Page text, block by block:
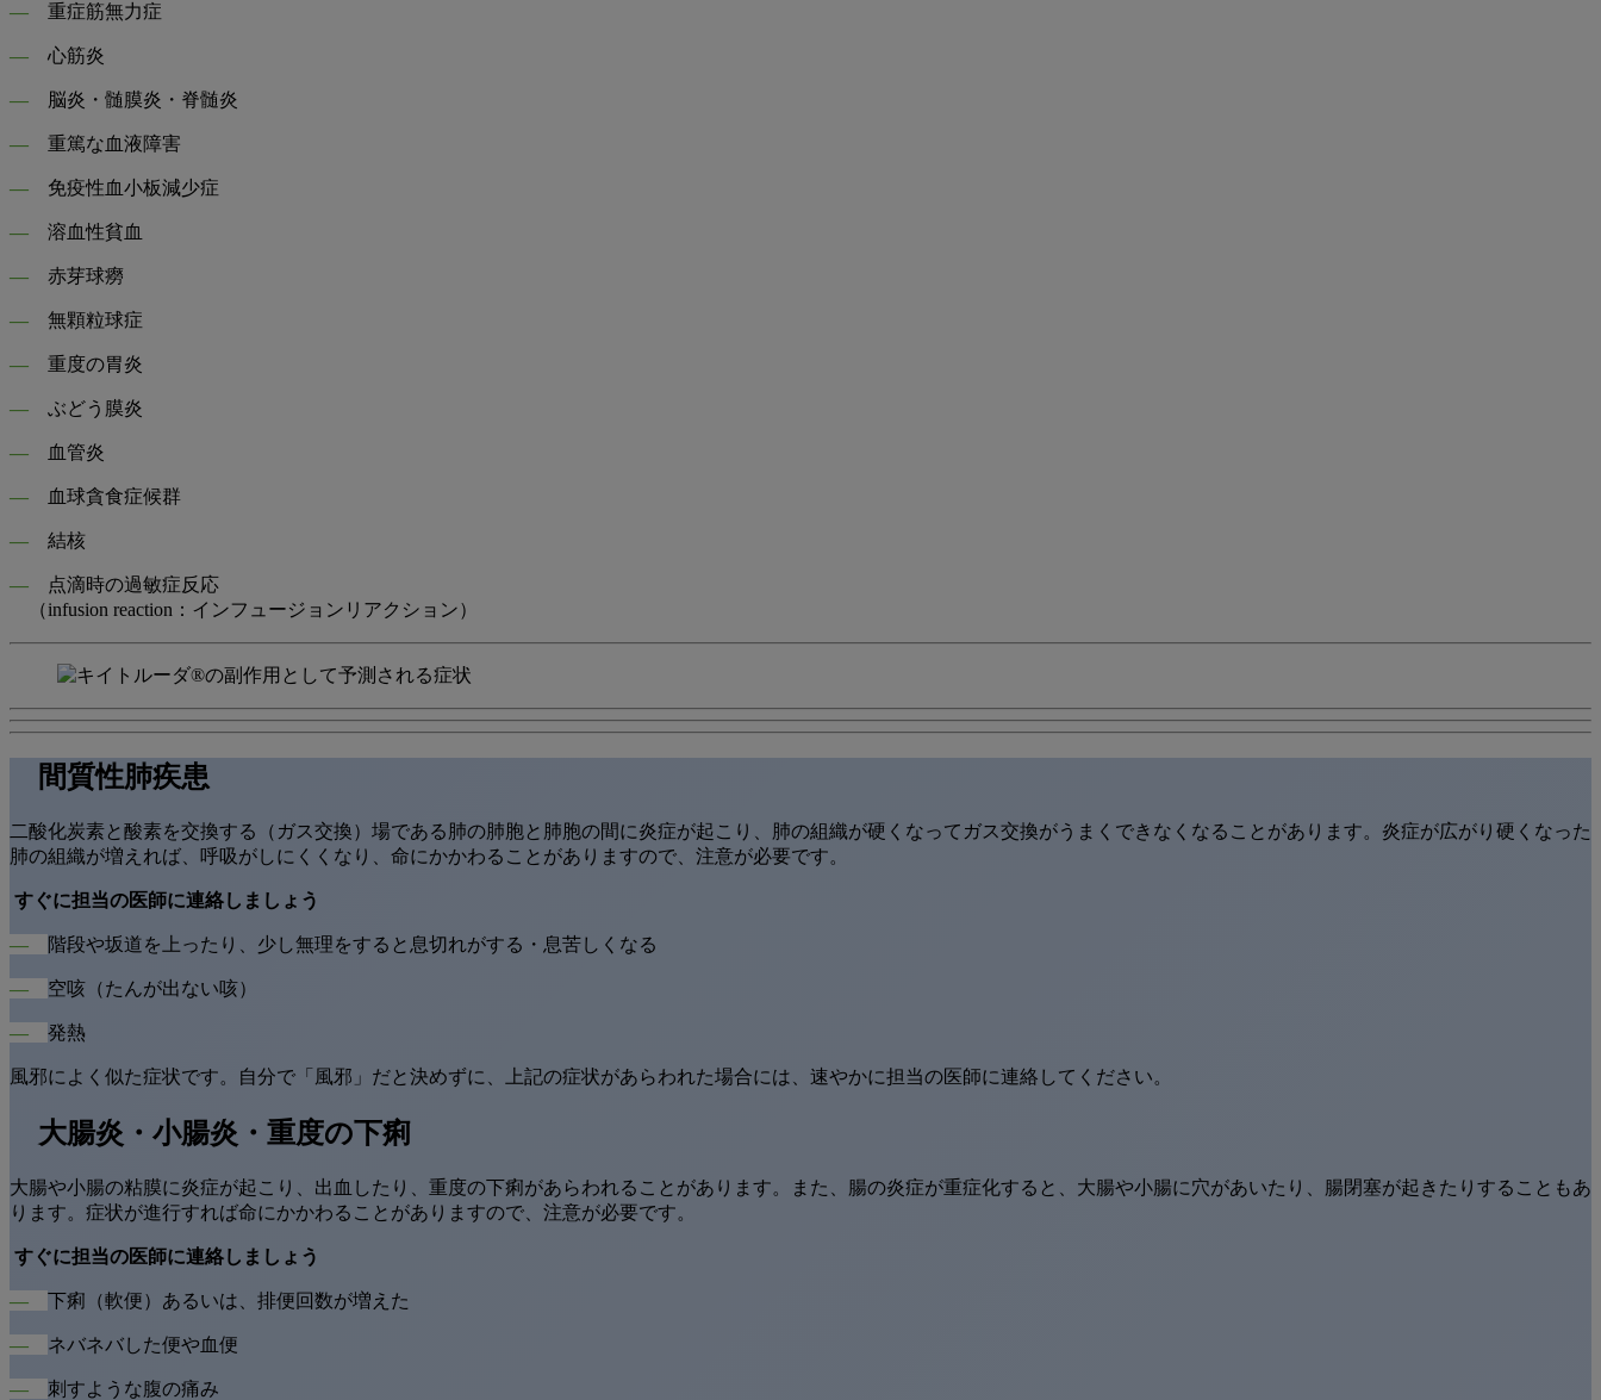
― 重症筋無力症
― 心筋炎
― 脳炎・髄膜炎・脊髄炎
― 重篤な血液障害
― 免疫性血小板減少症
― 溶血性貧血
― 赤芽球癆
― 無顆粒球症
― 重度の胃炎
― ぶどう膜炎
― 血管炎
― 血球貪食症候群
― 結核
―
点滴時の過敏症反応
（infusion reaction：インフュージョンリアクション）
間質性肺疾患
二酸化炭素と酸素を交換する（ガス交換）場である肺の肺胞と肺胞の間に炎症が起こり、肺の組織が硬くなってガス交換がうまくできなくなることがあります。炎症が広がり硬くなった
肺の組織が増えれば、呼吸がしにくくなり、命にかかわることがありますので、注意が必要です。
すぐに担当の医師に連絡しましょう
― 階段や坂道を上ったり、少し無理をすると息切れがする・息苦しくなる
― 空咳（たんが出ない咳）
― 発熱
風邪によく似た症状です。自分で「風邪」だと決めずに、上記の症状があらわれた場合には、速やかに担当の医師に連絡してください。
大腸炎・小腸炎・重度の下痢
大腸や小腸の粘膜に炎症が起こり、出血したり、重度の下痢があらわれることがあります。また、腸の炎症が重症化すると、大腸や小腸に穴があいたり、腸閉塞が起きたりすることもあ
ります。症状が進行すれば命にかかわることがありますので、注意が必要です。
すぐに担当の医師に連絡しましょう
― 下痢（軟便）あるいは、排便回数が増えた
― ネバネバした便や血便
― 刺すような腹の痛み